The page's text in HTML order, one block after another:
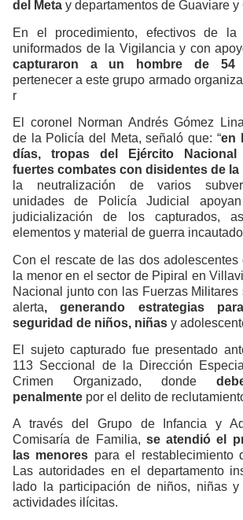
del Meta y departamentos de Guaviare y
En el procedimiento, efectivos de la
uniformados de la Vigilancia y con
capturaron a un hombre de 54
pertenecer a este grupo armado
r
El coronel Norman Andrés Gómez
de la Policía del Meta, señaló que: “en
días, tropas del Ejército
fuertes combates con disidentes de la
la neutralización de varios
unidades de Policía Judicial
judicialización de los capturados,
elementos y material de guerra
Con el rescate de las dos adolescentes
la menor en el sector de Pipiral en
Nacional junto con las Fuerzas Militares
alerta, generando estrategias
seguridad de niños, niñas y
El sujeto capturado fue presentado
113 Seccional de la Dirección
Crimen Organizado, donde
penalmente por el delito de
A través del Grupo de Infancia y
Comisaría de Familia, se atendió el
las menores para el restablecimiento
Las autoridades en el departamento
lado la participación de niños, niñas y
actividades ilícitas.